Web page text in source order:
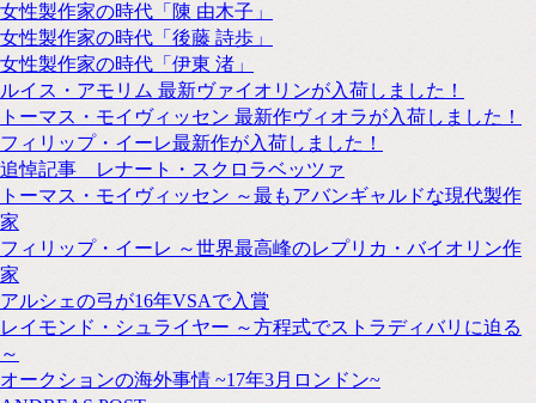
女性製作家の時代「陳 由木子」
女性製作家の時代「後藤 詩歩」
女性製作家の時代「伊東 渚」
ルイス・アモリム 最新ヴァイオリンが入荷しました！
トーマス・モイヴィッセン 最新作ヴィオラが入荷しました！
フィリップ・イーレ最新作が入荷しました！
追悼記事 レナート・スクロラベッツァ
トーマス・モイヴィッセン ～最もアバンギャルドな現代製作
家
フィリップ・イーレ ～世界最高峰のレプリカ・バイオリン作
家
アルシェの弓が16年VSAで入賞
レイモンド・シュライヤー ～方程式でストラディバリに迫る
～
オークションの海外事情 ~17年3月ロンドン~